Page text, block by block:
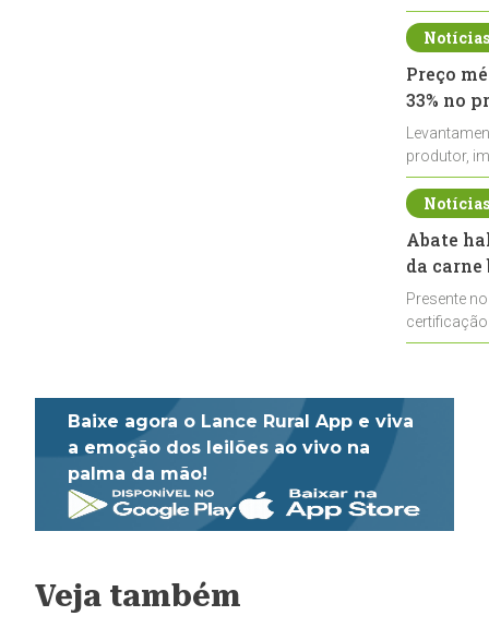
durante a
Preço
33% no
produtor,
de leite cru
Abate
da
Presente
Baixe agora o Lance Rural App e viva
a emoção dos leilões ao vivo na
palma da mão!
Veja também